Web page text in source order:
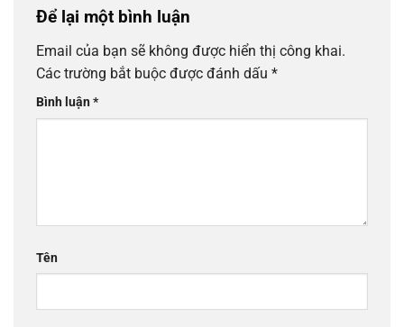
Để lại một bình luận
Email của bạn sẽ không được hiển thị công khai.
Các trường bắt buộc được đánh dấu *
Bình luận*
Tên